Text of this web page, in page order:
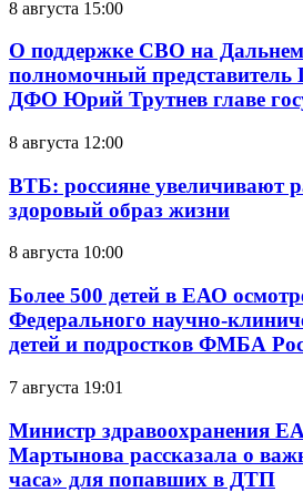
8 августа 15:00
О поддержке СВО на Дальнем
полномочный представитель
ДФО Юрий Трутнев главе
8 августа 12:00
ВТБ: россияне увеличивают
здоровый образ жизни
8 августа 10:00
Более 500 детей в ЕАО
Федерального научно-
детей и подростков ФМБА
7 августа 19:01
Министр здравоохранения
Мартынова рассказала о
часа» для попавших в ДТП